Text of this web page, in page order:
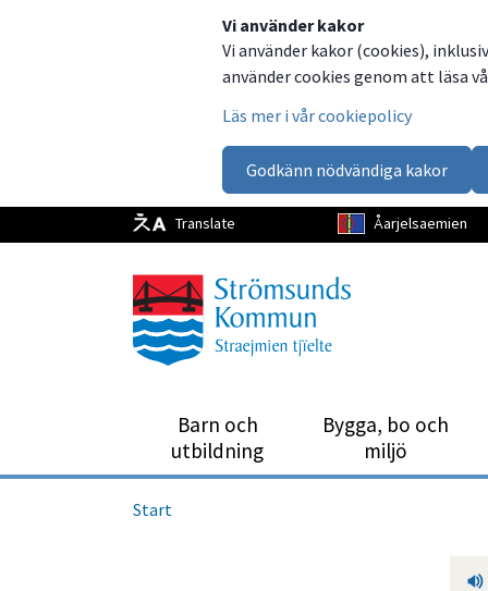
Vi använder kakor
Vi använder kakor (cookies),
använder cookies genom att läsa
Läs mer i vår cookiepolicy
Godkänn nödvändiga kakor
Translate Åarjelsaemien
Barn och
utbild­ning
Bygga, bo och
miljö
Start